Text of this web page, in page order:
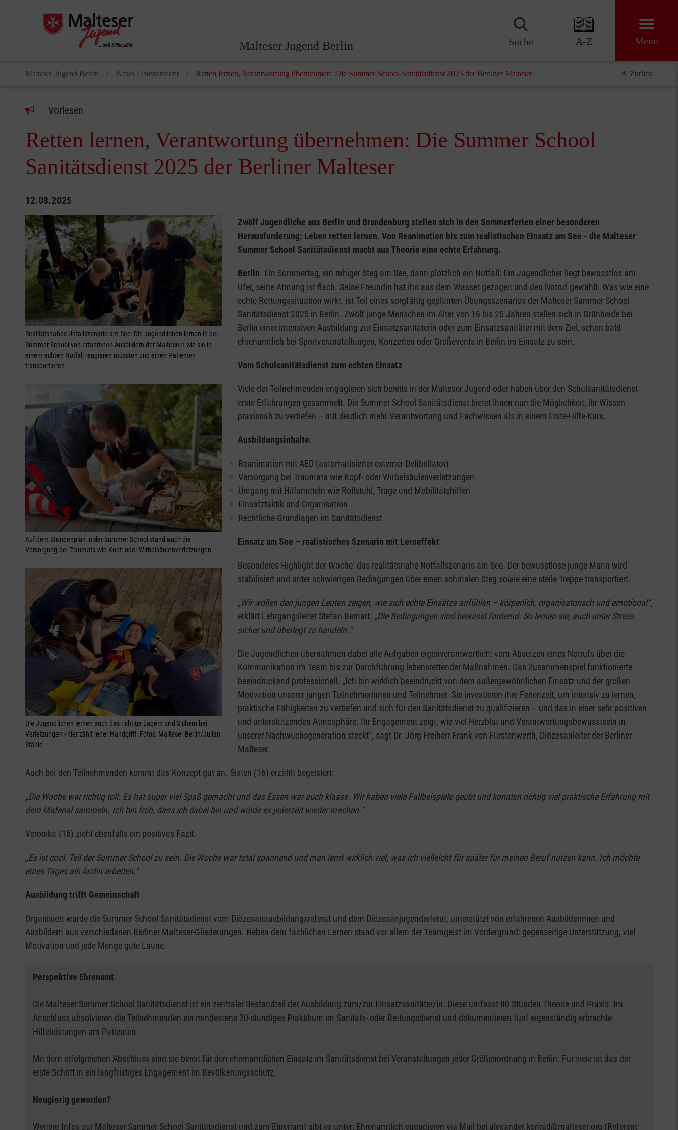
Malteser Jugend Berlin Suche A-Z Menu
Malteser Jugend Berlin News Listenansicht Retten lernen, Verantwortung übernehmen: Die Summer School Sanitätsdienst 2025 der Berliner Malteser Zurück
Vorlesen
Retten lernen, Verantwortung übernehmen: Die Summer School
Sanitätsdienst 2025 der Berliner Malteser
12.08.2025
Realitätsnahes Unfallszenario am See: Die Jugendlichen lernen in der
Summer School von erfahrenen Ausbildern der Maltesern wie sie in
einem echten Notfall reagieren müssten und einen Patienten
transportieren.
Auf dem Stundenplan in der Summer School stand auch die
Versorgung bei Traumata wie Kopf- oder Wirbelsäulenverletzungen.
Die Jugendlichen lernen auch das richtige Lagern und Sichern bei
Verletzungen - hier zählt jeder Handgriff. Fotos: Malteser Berlin/Julian
Stähle
Zwölf Jugendliche aus Berlin und Brandenburg stellen sich in den Sommerferien einer besonderen
Herausforderung: Leben retten lernen. Von Reanimation bis zum realistischen Einsatz am See - die Malteser
Summer School Sanitätsdienst macht aus Theorie eine echte Erfahrung.
Berlin. Ein Sommertag, ein ruhiger Steg am See, dann plötzlich ein Notfall: Ein Jugendlicher liegt bewusstlos am
Ufer, seine Atmung ist flach. Seine Freundin hat ihn aus dem Wasser gezogen und den Notruf gewählt. Was wie eine
echte Rettungssituation wirkt, ist Teil eines sorgfältig geplanten Übungsszenarios der Malteser Summer School
Sanitätsdienst 2025 in Berlin. Zwölf junge Menschen im Alter von 16 bis 25 Jahren stellen sich in Grünheide bei
Berlin einer intensiven Ausbildung zur Einsatzsanitäterin oder zum Einsatzsanitäter mit dem Ziel, schon bald
ehrenamtlich bei Sportveranstaltungen, Konzerten oder Großevents in Berlin im Einsatz zu sein.
Vom Schulsanitätsdienst zum echten Einsatz
Viele der Teilnehmenden engagieren sich bereits in der Malteser Jugend oder haben über den Schulsanitätsdienst
erste Erfahrungen gesammelt. Die Summer School Sanitätsdienst bietet ihnen nun die Möglichkeit, ihr Wissen
praxisnah zu vertiefen – mit deutlich mehr Verantwortung und Fachwissen als in einem Erste-Hilfe-Kurs.
Ausbildungsinhalte:
Reanimation mit AED (automatisierter externer Defibrillator)
Versorgung bei Traumata wie Kopf- oder Wirbelsäulenverletzungen
Umgang mit Hilfsmitteln wie Rollstuhl, Trage und Mobilitätshilfen
Einsatztaktik und Organisation
Rechtliche Grundlagen im Sanitätsdienst
Einsatz am See – realistisches Szenario mit Lerneffekt
Besonderes Highlight der Woche: das realitätsnahe Notfallszenario am See. Der bewusstlose junge Mann wird
stabilisiert und unter schwierigen Bedingungen über einen schmalen Steg sowie eine steile Treppe transportiert.
„Wir wollen den jungen Leuten zeigen, wie sich echte Einsätze anfühlen – körperlich, organisatorisch und emotional“,
erklärt Lehrgangsleiter Stefan Bernart. „Die Bedingungen sind bewusst fordernd. So lernen sie, auch unter Stress
sicher und überlegt zu handeln.“
Die Jugendlichen übernahmen dabei alle Aufgaben eigenverantwortlich: vom Absetzen eines Notrufs über die
Kommunikation im Team bis zur Durchführung lebensrettender Maßnahmen. Das Zusammenspiel funktionierte
beeindruckend professionell. „Ich bin wirklich beeindruckt von dem außergewöhnlichen Einsatz und der großen
Motivation unserer jungen Teilnehmerinnen und Teilnehmer. Sie investieren ihre Ferienzeit, um intensiv zu lernen,
praktische Fähigkeiten zu vertiefen und sich für den Sanitätsdienst zu qualifizieren – und das in einer sehr positiven
und unterstützenden Atmosphäre. Ihr Engagement zeigt, wie viel Herzblut und Verantwortungsbewusstsein in
unserer Nachwuchsgeneration steckt“, sagt Dr. Jörg Freiherr Frank von Fürstenwerth, Diözesanleiter der Berliner
Malteser.
Auch bei den Teilnehmenden kommt das Konzept gut an. Sixten (16) erzählt begeistert:
„Die Woche war richtig toll. Es hat super viel Spaß gemacht und das Essen war auch klasse. Wir haben viele Fallbeispiele geübt und konnten richtig viel praktische Erfahrung mit
dem Material sammeln. Ich bin froh, dass ich dabei bin und würde es jederzeit wieder machen.“
Veronika (16) zieht ebenfalls ein positives Fazit:
„Es ist cool, Teil der Summer School zu sein. Die Woche war total spannend und man lernt wirklich viel, was ich vielleicht für später für meinen Beruf nutzen kann. Ich möchte
eines Tages als Ärztin arbeiten.“
Ausbildung trifft Gemeinschaft
Organisiert wurde die Summer School Sanitätsdienst vom Diözesanausbildungsreferat und dem Diözesanjugendreferat, unterstützt von erfahrenen Ausbilderinnen und
Ausbildern aus verschiedenen Berliner Malteser-Gliederungen. Neben dem fachlichen Lernen stand vor allem der Teamgeist im Vordergrund: gegenseitige Unterstützung, viel
Motivation und jede Menge gute Laune.
Perspektive Ehrenamt
Die Malteser Summer School Sanitätsdienst ist ein zentraler Bestandteil der Ausbildung zum/zur Einsatzsanitäter/in. Diese umfasst 80 Stunden Theorie und Praxis. Im
Anschluss absolvieren die Teilnehmenden ein mindestens 20-stündiges Praktikum im Sanitäts- oder Rettungsdienst und dokumentieren fünf eigenständig erbrachte
Hilfeleistungen am Patienten.
Mit dem erfolgreichen Abschluss sind sie bereit für den ehrenamtlichen Einsatz im Sanitätsdienst bei Veranstaltungen jeder Größenordnung in Berlin. Für viele ist das der
erste Schritt in ein langfristiges Engagement im Bevölkerungsschutz.
Neugierig geworden?
Weitere Infos zur Malteser Summer School Sanitätsdienst und zum Ehrenamt gibt es unter: Ehrenamtlich engagieren via Mail bei alexander.konrad@malteser.org (Referent